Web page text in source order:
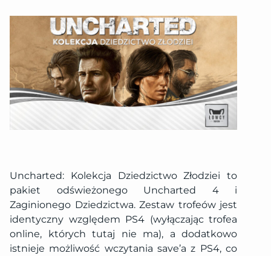
Uncharted: Kolekcja Dziedzictwo Złodziei to
pakiet odświeżonego Uncharted 4 i
Zaginionego Dziedzictwa. Zestaw trofeów jest
identyczny względem PS4 (wyłączając trofea
online, których tutaj nie ma), a dodatkowo
istnieje możliwość wczytania save’a z PS4, co